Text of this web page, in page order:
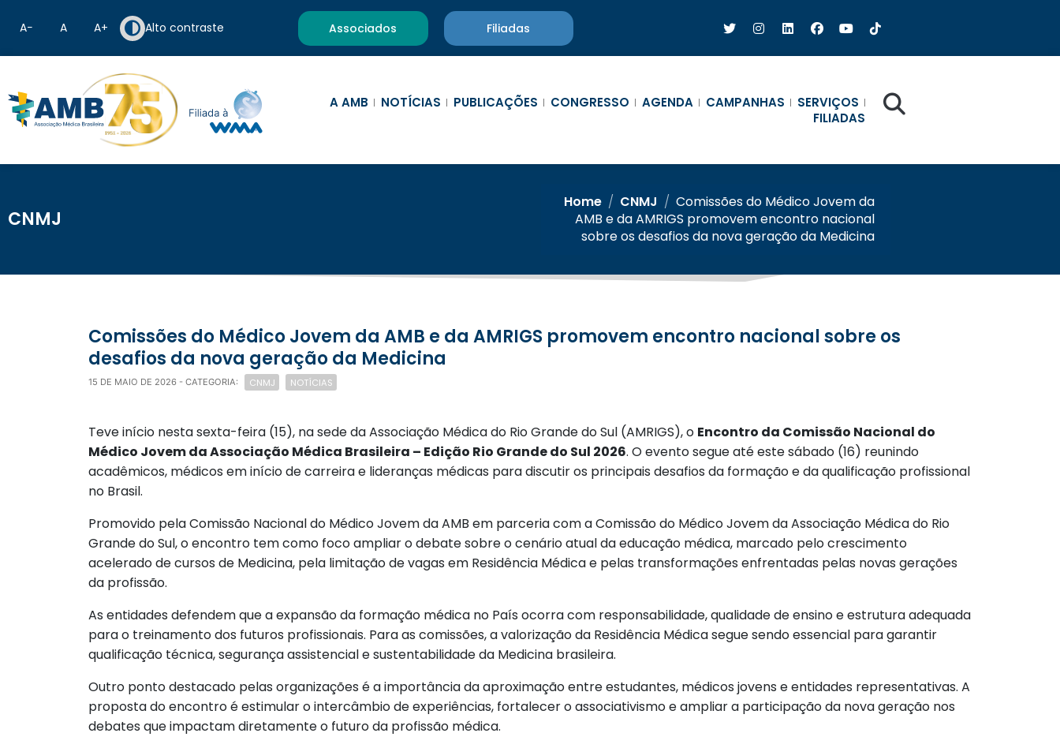
A− A A+ Alto contraste Associados Filiadas
A AMB NOTÍCIAS PUBLICAÇÕES CONGRESSO AGENDA CAMPANHAS
SERVIÇOS
FILIADAS
CNMJ
Home / CNMJ / Comissões do Médico Jovem da
AMB e da AMRIGS promovem encontro nacional
sobre os desafios da nova geração da Medicina
Comissões do Médico Jovem da AMB e da AMRIGS promovem encontro nacional sobre os
desafios da nova geração da Medicina
15 DE MAIO DE 2026 - CATEGORIA: CNMJ NOTÍCIAS
Teve início nesta sexta-feira (15), na sede da Associação Médica do Rio Grande do Sul (AMRIGS), o Encontro da Comissão Nacional do
Médico Jovem da Associação Médica Brasileira – Edição Rio Grande do Sul 2026. O evento segue até este sábado (16) reunindo
acadêmicos, médicos em início de carreira e lideranças médicas para discutir os principais desafios da formação e da qualificação profissional
no Brasil.
Promovido pela Comissão Nacional do Médico Jovem da AMB em parceria com a Comissão do Médico Jovem da Associação Médica do Rio
Grande do Sul, o encontro tem como foco ampliar o debate sobre o cenário atual da educação médica, marcado pelo crescimento
acelerado de cursos de Medicina, pela limitação de vagas em Residência Médica e pelas transformações enfrentadas pelas novas gerações
da profissão.
As entidades defendem que a expansão da formação médica no País ocorra com responsabilidade, qualidade de ensino e estrutura adequada
para o treinamento dos futuros profissionais. Para as comissões, a valorização da Residência Médica segue sendo essencial para garantir
qualificação técnica, segurança assistencial e sustentabilidade da Medicina brasileira.
Outro ponto destacado pelas organizações é a importância da aproximação entre estudantes, médicos jovens e entidades representativas. A
proposta do encontro é estimular o intercâmbio de experiências, fortalecer o associativismo e ampliar a participação da nova geração nos
debates que impactam diretamente o futuro da profissão médica.